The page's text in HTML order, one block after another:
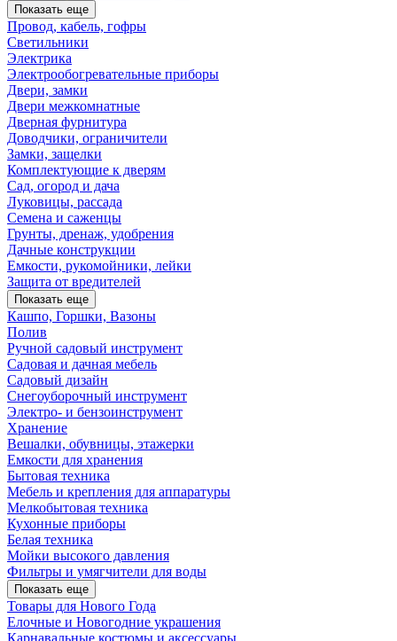
Показать еще
Провод, кабель, гофры
Светильники
Электрика
Электрообогревательные приборы
Двери, замки
Двери межкомнатные
Дверная фурнитура
Доводчики, ограничители
Замки, защелки
Комплектующие к дверям
Сад, огород и дача
Луковицы, рассада
Семена и саженцы
Грунты, дренаж, удобрения
Дачные конструкции
Емкости, рукомойники, лейки
Защита от вредителей
Показать еще
Кашпо, Горшки, Вазоны
Полив
Ручной садовый инструмент
Садовая и дачная мебель
Садовый дизайн
Снегоуборочный инструмент
Электро- и бензоинструмент
Хранение
Вешалки, обувницы, этажерки
Емкости для хранения
Бытовая техника
Мебель и крепления для аппаратуры
Мелкобытовая техника
Кухонные приборы
Белая техника
Мойки высокого давления
Фильтры и умягчители для воды
Показать еще
Товары для Нового Года
Елочные и Новогодние украшения
Карнавальные костюмы и аксессуары